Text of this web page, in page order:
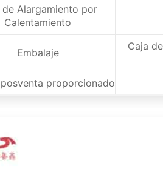
de Alargamiento por
Calentamiento
Embalaje
Caja
proporcionado